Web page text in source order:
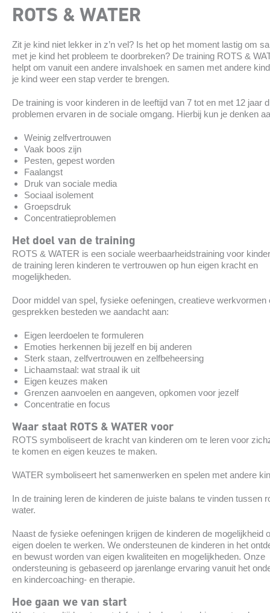
ROTS & WATER
Zit je kind niet lekker in z’n vel? Is het op het moment lastig om
met je kind het probleem te doorbreken? De training ROTS &
helpt om vanuit een andere invalshoek en samen met andere
je kind weer een stap verder te brengen.
De training is voor kinderen in de leeftijd van 7 tot en met 12 jaar
problemen ervaren in de sociale omgang. Hierbij kun je denken
Weinig zelfvertrouwen
Vaak boos zijn
Pesten, gepest worden
Faalangst
Druk van sociale media
Sociaal isolement
Groepsdruk
Concentratieproblemen
Het doel van de training
ROTS & WATER is een sociale weerbaarheidstraining voor
de training leren kinderen te vertrouwen op hun eigen kracht en
mogelijkheden.
Door middel van spel, fysieke oefeningen, creatieve werkvormen
gesprekken besteden we aandacht aan:
Eigen leerdoelen te formuleren
Emoties herkennen bij jezelf en bij anderen
Sterk staan, zelfvertrouwen en zelfbeheersing
Lichaamstaal: wat straal ik uit
Eigen keuzes maken
Grenzen aanvoelen en aangeven, opkomen voor jezelf
Concentratie en focus
Waar staat ROTS & WATER voor
ROTS symboliseert de kracht van kinderen om te leren voor
te komen en eigen keuzes te maken.
WATER symboliseert het samenwerken en spelen met andere
In de training leren de kinderen de juiste balans te vinden tussen
water.
Naast de fysieke oefeningen krijgen de kinderen de mogelijkheid
eigen doelen te werken. We ondersteunen de kinderen in het
en bewust worden van eigen kwaliteiten en mogelijkheden. Onze
ondersteuning is gebaseerd op jarenlange ervaring vanuit het
en kindercoaching- en therapie.
Hoe gaan we van start